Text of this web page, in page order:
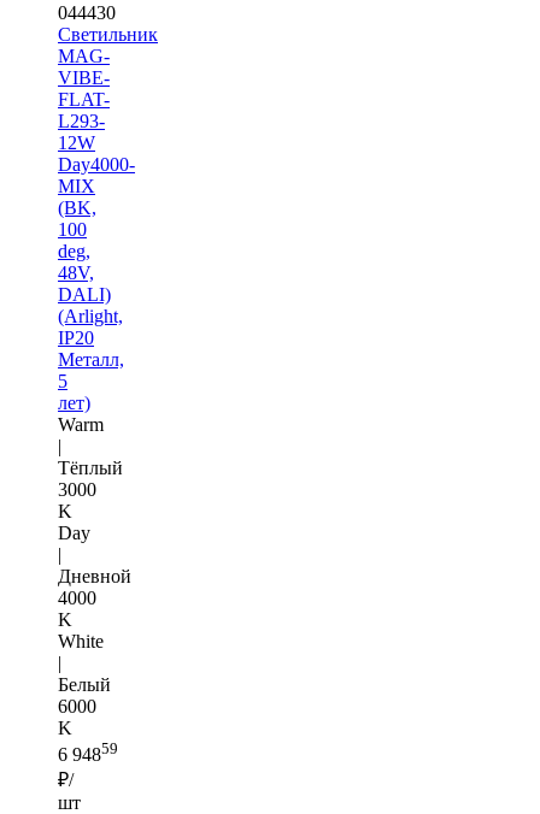
044430
Светильник
MAG-
VIBE-
FLAT-
L293-
12W
Day4000-
MIX
(BK,
100
deg,
48V,
DALI)
(Arlight,
IP20
Металл,
5
лет)
Warm
|
Тёплый
3000
K
Day
|
Дневной
4000
K
White
|
Белый
6000
K
6 94859
₽/
шт